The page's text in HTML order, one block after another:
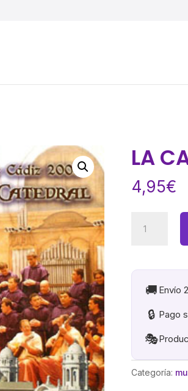
LA
4,95€
CATEDRAL
🚚 Envío
🔒 Pago
🎭
Categoría: